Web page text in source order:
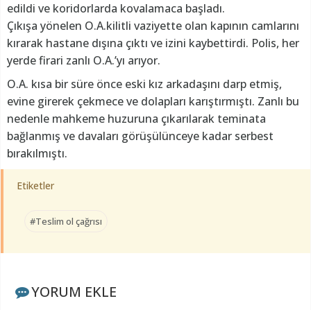
edildi ve koridorlarda kovalamaca başladı.
Çıkışa yönelen O.A.kilitli vaziyette olan kapının camlarını
kırarak hastane dışına çıktı ve izini kaybettirdi. Polis, her
yerde firari zanlı O.A.’yı arıyor.
O.A. kısa bir süre önce eski kız arkadaşını darp etmiş,
evine girerek çekmece ve dolapları karıştırmıştı. Zanlı bu
nedenle mahkeme huzuruna çıkarılarak teminata
bağlanmış ve davaları görüşülünceye kadar serbest
bırakılmıştı.
Etiketler
#Teslim ol çağrısı
YORUM EKLE